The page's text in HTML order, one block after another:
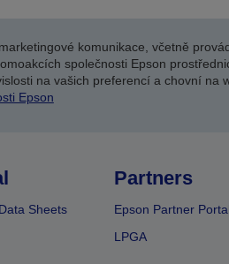
komunikace, včetně
společnosti Epson
na vašich preferencí a chovní na
Epson
Sheets
Partners
Epson Partner Portal
LPGA